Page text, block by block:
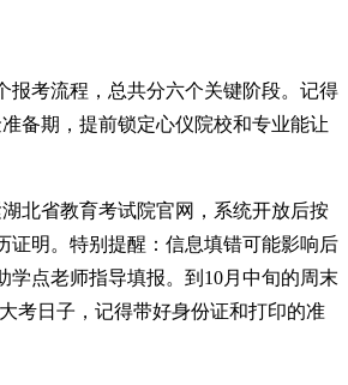
报考流程，总共分六个关键阶段。记得
备期，提前锁定心仪院校和专业能让
北省教育考试院官网，系统开放后按
证明。特别提醒：信息填错可能影响后
学点老师指导填报。到10月中旬的周末
大考日子，记得带好身份证和打印的准